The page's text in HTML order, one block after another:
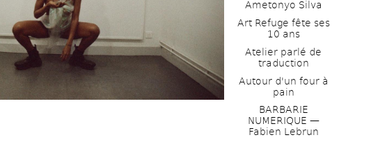
Ametonyo Silva
Art Refuge fête ses
10 ans
Atelier parlé de
traduction
Autour d'un four à
pain
BARBARIE
NUMERIQUE —
Fabien Lebrun